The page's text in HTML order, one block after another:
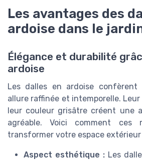
Les avantages des
ardoise dans le
Élégance et durabilité
ardoise
Les dalles en ardoise
allure raffinée et intemporelle.
leur couleur grisâtre créent une
agréable. Voici comment ces
transformer votre espace extérieur
Aspect esthétique : Les